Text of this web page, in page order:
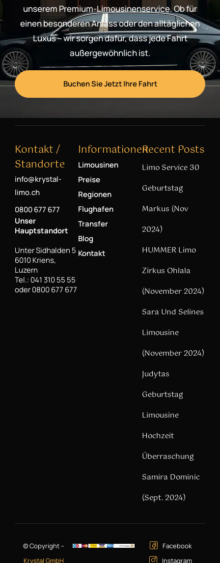
unserem Premium-Limousinenservice. Ob für
einen besonderen Anlass oder den alltäglichen
Luxus – wir sorgen dafür, dass jede Fahrt
außergewöhnlich ist.
Buchen Sie Jetzt Ihre Fahrt
Kontakt /
Standorte
info@krystal-
limo.ch
0800 677 677
Unser
Hauptstandort
Unter Sidhalden 5
6010 Kriens,
Luzern
Tel.: 041 310 55 55
oder 0800 677 677
Informationen
Limousinen
Preise
Regionen
Flughafen
Transfer
Blog
Kontakt
Recent Posts
Limo Service 30
Geburtstag
Markus (Nov
2024)
HUMMER Limo
Zirkus Ohlala
(November 2024)
Sara Und Selines
Limousine
(November 2024)
Judytas
Geburtstag
Limousine
Hochzeit
Überraschung
Samira Dominic
(Sept. 2024)
© Copyright –
Krystal GmbH
Facebook
Instagram